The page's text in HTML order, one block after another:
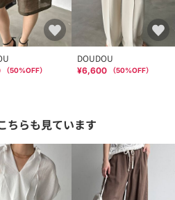
（50%OFF）
DOUDOU
¥6,600 （50%OFF）